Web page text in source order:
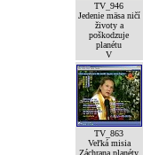
TV_946
Jedenie mäsa ničí
životy a
poškodzuje
planétu
V
TV_863
Veľká misia
Záchrana planéty